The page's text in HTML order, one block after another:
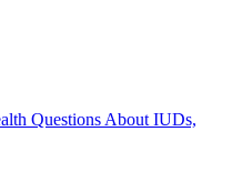
Questions About IUDs,